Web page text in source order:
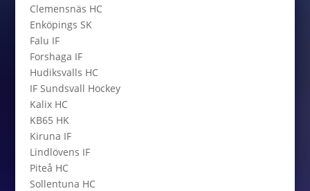
Clemensnäs HC
Enköpings SK
Falu IF
Forshaga IF
Hudiksvalls HC
IF Sundsvall Hockey
Kalix HC
KB65 HK
Kiruna IF
Lindlövens IF
Piteå HC
Sollentuna HC